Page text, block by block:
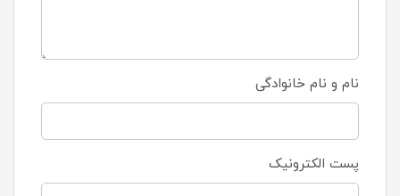
نام و نام خانوادگی
پست الکترونیک